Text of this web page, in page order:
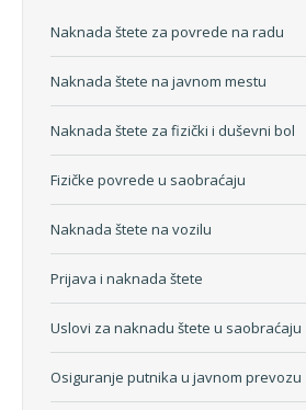
Naknada štete za povrede na radu
Naknada štete na javnom mestu
Naknada štete za fizički i duševni bol
Fizičke povrede u saobraćaju
Naknada štete na vozilu
Prijava i naknada štete
Uslovi za naknadu štete u saobraćaju
Osiguranje putnika u javnom prevozu